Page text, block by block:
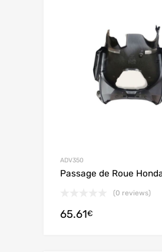
ADV350
Passage de Roue
(0 reviews)
65.61€